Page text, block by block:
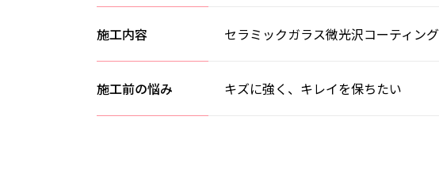
施工内容 セラミックガラス微光沢コーティング
施工前の悩み キズに強く、キレイを保ちたい